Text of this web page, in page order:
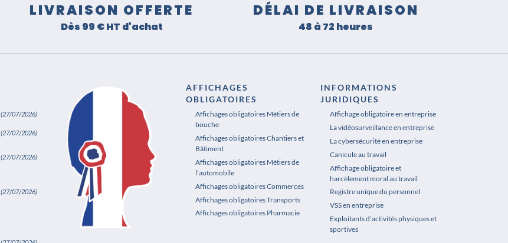
LIVRAISON OFFERTE
Dès 99 € HT d'achat
DÉLAI DE LIVRAISON
48 à 72 heures
(27/07/2026)
(27/07/2026)
(27/07/2026)
(27/07/2026)
AFFICHAGES
OBLIGATOIRES
Affichages obligatoires Métiers de
bouche
Affichages obligatoires Chantiers et
Bâtiment
Affichages obligatoires Métiers de
l'automobile
Affichages obligatoires Commerces
Affichages obligatoires Transports
Affichages obligatoires Pharmacie
INFORMATIONS
JURIDIQUES
Affichage obligatoire en entreprise
La vidéosurveillance en entreprise
La cybersécurité en entreprise
Canicule au travail
Affichage obligatoire et
harcèlement moral au travail
Registre unique du personnel
VSS en entreprise
Exploitants d'activités physiques et
sportives